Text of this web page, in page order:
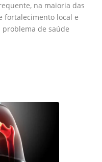
na maioria das
fortalecimento local e
de saúde